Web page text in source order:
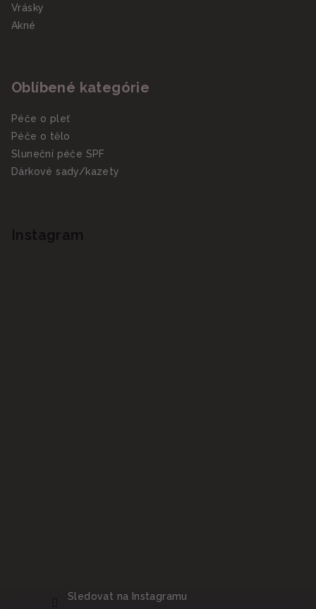
Vrásky
Akné
Oblíbené kategórie
Péče o pleť
Péče o tělo
Sluneční péče SPF
Dárkové sady/kazety
Instagram
Sledovat na Instagramu